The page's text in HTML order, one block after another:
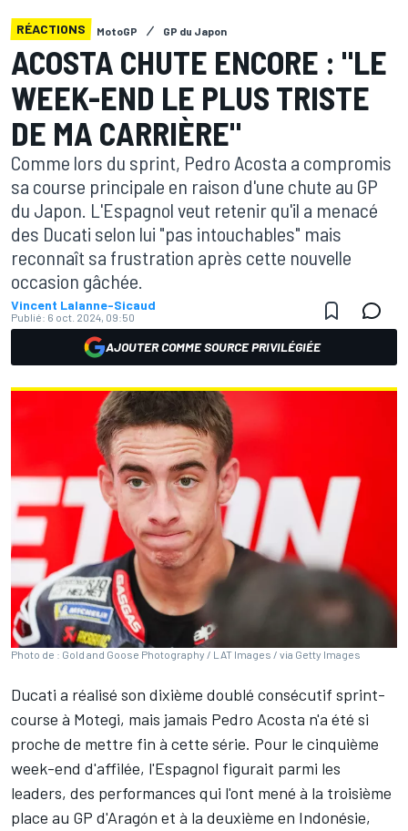
RÉACTIONS MotoGP GP du Japon
ACOSTA CHUTE ENCORE : "LE
WEEK-END LE PLUS TRISTE
DE MA CARRIÈRE"
Comme lors du sprint, Pedro Acosta a compromis
sa course principale en raison d'une chute au GP
du Japon. L'Espagnol veut retenir qu'il a menacé
des Ducati selon lui "pas intouchables" mais
reconnaît sa frustration après cette nouvelle
occasion gâchée.
Vincent Lalanne-Sicaud
Publié: 6 oct. 2024, 09:50
AJOUTER COMME SOURCE PRIVILÉGIÉE
Photo de : Gold and Goose Photography / LAT Images / via Getty Images
Ducati a réalisé son dixième doublé consécutif sprint-
course à Motegi, mais jamais Pedro Acosta n'a été si
proche de mettre fin à cette série. Pour le cinquième
week-end d'affilée, l'Espagnol figurait parmi les
leaders, des performances qui l'ont mené à la troisième
place au GP d'Aragón et à la deuxième en Indonésie,